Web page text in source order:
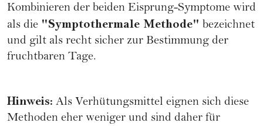
Kombinieren der beiden Eisprung-Symptome wird
als die "Symptothermale Methode" bezeichnet
und gilt als recht sicher zur Bestimmung der
fruchtbaren Tage.
Hinweis: Als Verhütungsmittel eignen sich diese
Methoden eher weniger und sind daher für